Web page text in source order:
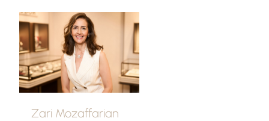
Zari Mozaffarian